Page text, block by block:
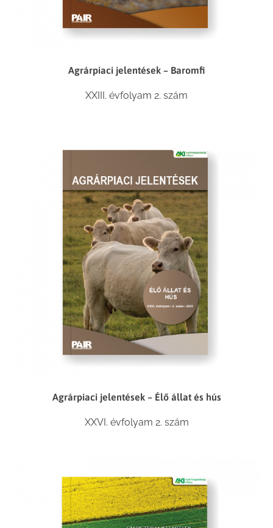
Agrárpiaci jelentések – Baromfi
XXIII. évfolyam 2. szám
Agrárpiaci jelentések – Élő állat és hús
XXVI. évfolyam 2. szám